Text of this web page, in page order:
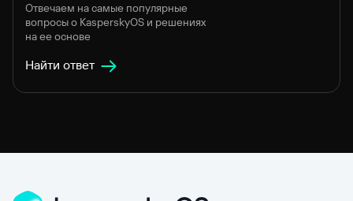
Отвечаем на самые популярные
вопросы о KasperskyOS и решениях
на ее основе
Найти ответ